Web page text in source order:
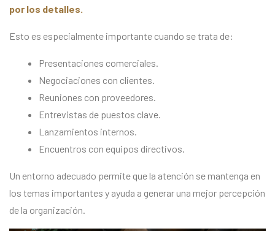
por los detalles.
Esto es especialmente importante cuando se trata de:
Presentaciones comerciales.
Negociaciones con clientes.
Reuniones con proveedores.
Entrevistas de puestos clave.
Lanzamientos internos.
Encuentros con equipos directivos.
Un entorno adecuado permite que la atención se mantenga en
los temas importantes y ayuda a generar una mejor percepción
de la organización.